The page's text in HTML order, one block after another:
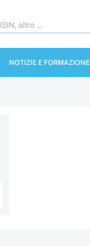
NOTIZIE E FORMAZIONE